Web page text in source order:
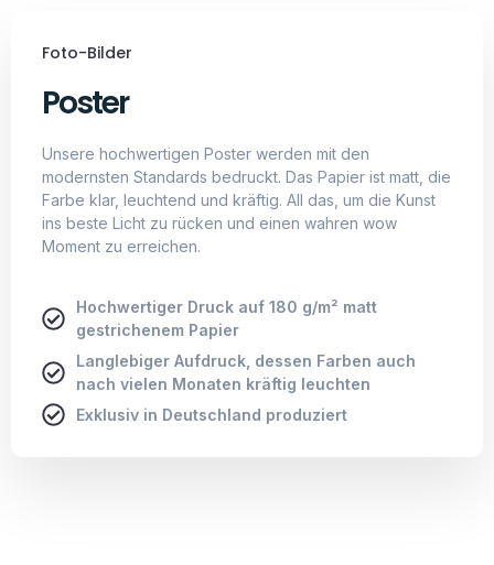
Foto-Bilder
Poster
Unsere hochwertigen Poster werden mit den
modernsten Standards bedruckt. Das Papier ist matt, die
Farbe klar, leuchtend und kräftig. All das, um die Kunst
ins beste Licht zu rücken und einen wahren wow
Moment zu erreichen.
Hochwertiger Druck auf 180 g/m² matt
gestrichenem Papier
Langlebiger Aufdruck, dessen Farben auch
nach vielen Monaten kräftig leuchten
Exklusiv in Deutschland produziert